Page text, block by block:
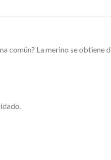
común? La merino se obtiene